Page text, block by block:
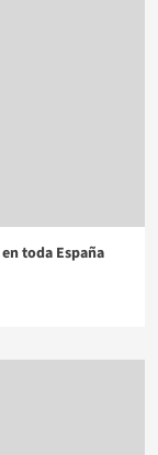
toda España